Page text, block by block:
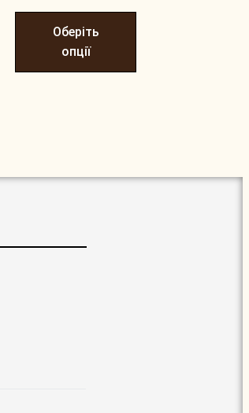
Оберіть
опції